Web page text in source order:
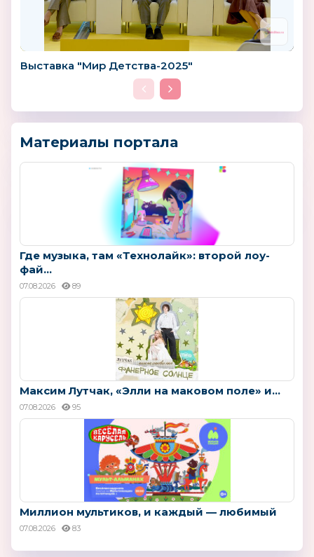
Выставка "Мир Детства-2025"
Материалы портала
Где музыка, там «Технолайк»: второй лоу-
фай...
07.08.2026 89
Максим Лутчак, «Элли на маковом поле» и...
07.08.2026 95
Миллион мультиков, и каждый — любимый
07.08.2026 83